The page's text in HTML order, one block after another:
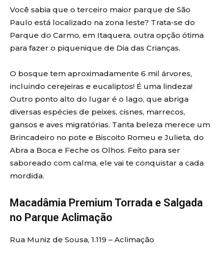
Você sabia que o terceiro maior parque de São
Paulo está localizado na zona leste? Trata-se do
Parque do Carmo, em Itaquera, outra opção ótima
para fazer o piquenique de Dia das Crianças.
O bosque tem aproximadamente 6 mil árvores,
incluindo cerejeiras e eucaliptos! É uma lindeza!
Outro ponto alto do lugar é o lago, que abriga
diversas espécies de peixes, cisnes, marrecos,
gansos e aves migratórias. Tanta beleza merece um
Brincadeiro no pote e Biscoito Romeu e Julieta, do
Abra a Boca e Feche os Olhos. Feito para ser
saboreado com calma, ele vai te conquistar a cada
mordida.
Macadâmia Premium Torrada e Salgada
no Parque Aclimação
Rua Muniz de Sousa, 1.119 – Aclimação